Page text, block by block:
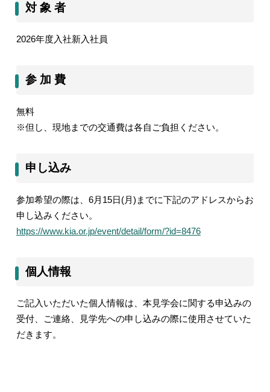
対 象 者
2026年度入社新入社員
参 加 費
無料
※但し、現地までの交通費は各自ご負担ください。
申し込み
参加希望の際は、 6月 15日(月) までに下記のアドレスからお
申し込みください。
https://www.kia.or.jp/event/detail/form/?id=8476
個人情報
ご記入いただいた個人情報は、本見学会に関する申込みの
受付、ご連絡、見学先への申し込みの際に使用させていた
だきます。